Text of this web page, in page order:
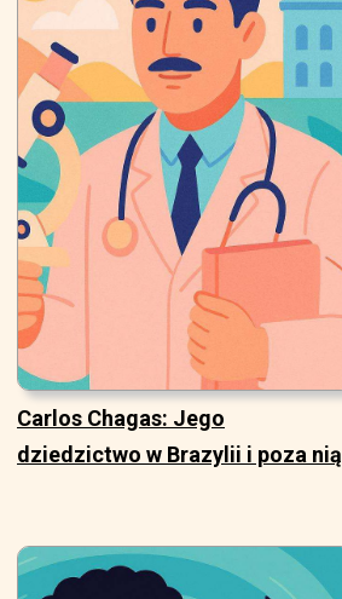
Carlos Chagas: Jego
dziedzictwo w Brazylii i poza nią